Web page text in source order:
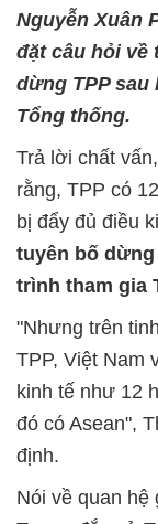
Nguyễn Xuân
đặt câu hỏi về
dừng TPP sau
Tổng thống.
Trả lời chất
rằng, TPP có
bị đẩy đủ điều
tuyên bố
trình tham gia
"Nhưng trên
TPP, Việt Nam
kinh tế như 12
đó có Asean",
định.
Nói về quan hệ